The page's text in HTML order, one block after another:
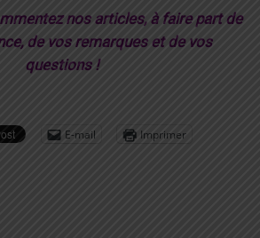
nos articles, à faire part de
de vos remarques et de vos
questions !
E-mail Imprimer